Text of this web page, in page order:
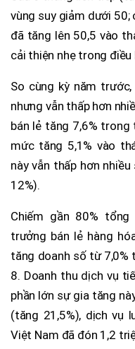
vùng suy giảm dưới 50;
đã tăng lên 50,5 vào
cải thiện nhẹ trong điều
So cùng kỳ năm
nhưng vẫn thấp hơn
bán lẻ tăng 7,6%
mức tăng 5,1% vào
này vẫn thấp hơn
12%).
Chiếm gần 80%
trưởng bán lẻ hàng
tăng doanh số từ 7,0%
8. Doanh thu dịch vụ
phần lớn sự gia tăng
(tăng 21,5%), dịch vụ
Việt Nam đã đón 1,2